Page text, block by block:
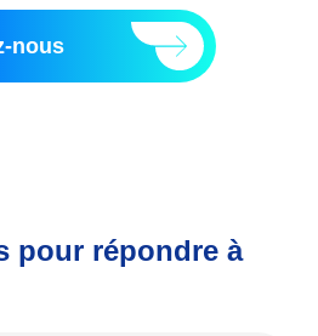
nous
pour répondre à